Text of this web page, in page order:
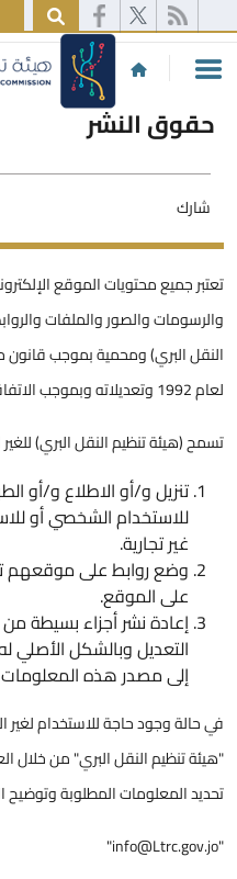
حقوق النشر
شارك
تعتبر جميع محتويات الموقع
والرسومات والصور والملفات
لعام 1992 وتعديلاته وبموجب الاتفاقيات الدولية.
تسمح (هيئة تنظيم النقل البري) للغير
تنزيل و/أو الاطلاع و/أو
للاستخدام الشخصي أو
غير تجارية.
وضع روابط على موقعهم
على الموقع.
إعادة نشر أجزاء بسيطة
التعديل وبالشكل
إلى مصدر هذه المعلومات
في حالة وجود حاجة للاستخدام لغير
"هيئة تنظيم النقل البري" من خلال
تحديد المعلومات المطلوبة
"
info@Ltrc.gov.jo
"